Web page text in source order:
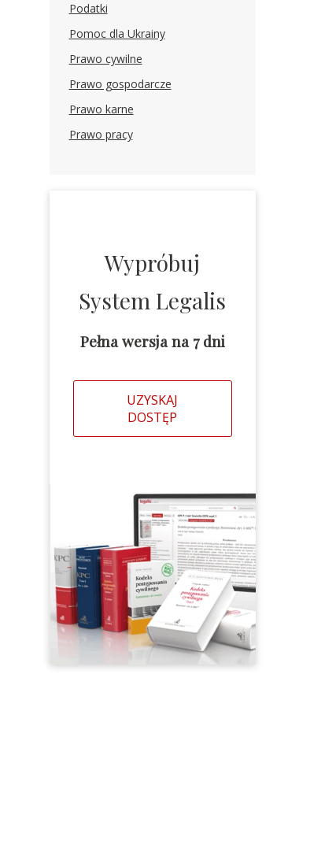
Podatki
Pomoc dla Ukrainy
Prawo cywilne
Prawo gospodarcze
Prawo karne
Prawo pracy
Wypróbuj
System Legalis
Pełna wersja na 7 dni
UZYSKAJ
DOSTĘP